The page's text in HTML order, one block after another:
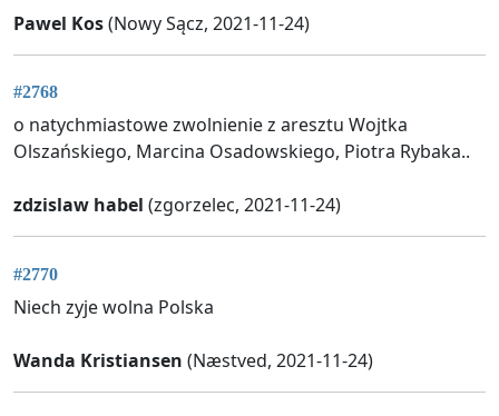
Pawel Kos(Nowy Sącz, 2021-11-24)
#2768
o natychmiastowe zwolnienie z aresztu Wojtka
Olszańskiego, Marcina Osadowskiego, Piotra Rybaka..
zdzislaw habel (zgorzelec, 2021-11-24)
#2770
Niech zyje wolna Polska
Wanda Kristiansen (Næstved, 2021-11-24)